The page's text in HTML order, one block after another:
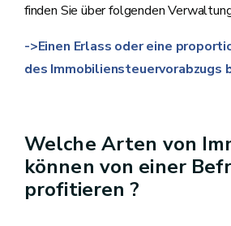
finden Sie über folgenden
->Einen Erlass oder eine
des Immobiliensteuervorabzugs
Welche Arten von
können von einer
profitieren ?